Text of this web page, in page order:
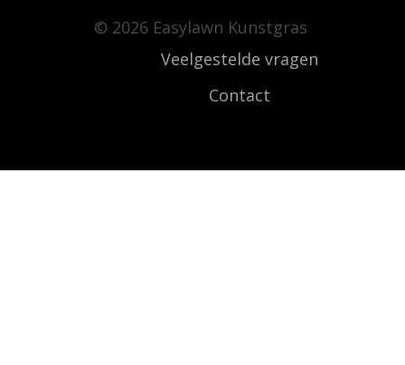
© 2026 Easylawn Kunstgras
Veelgestelde vragen
Contact